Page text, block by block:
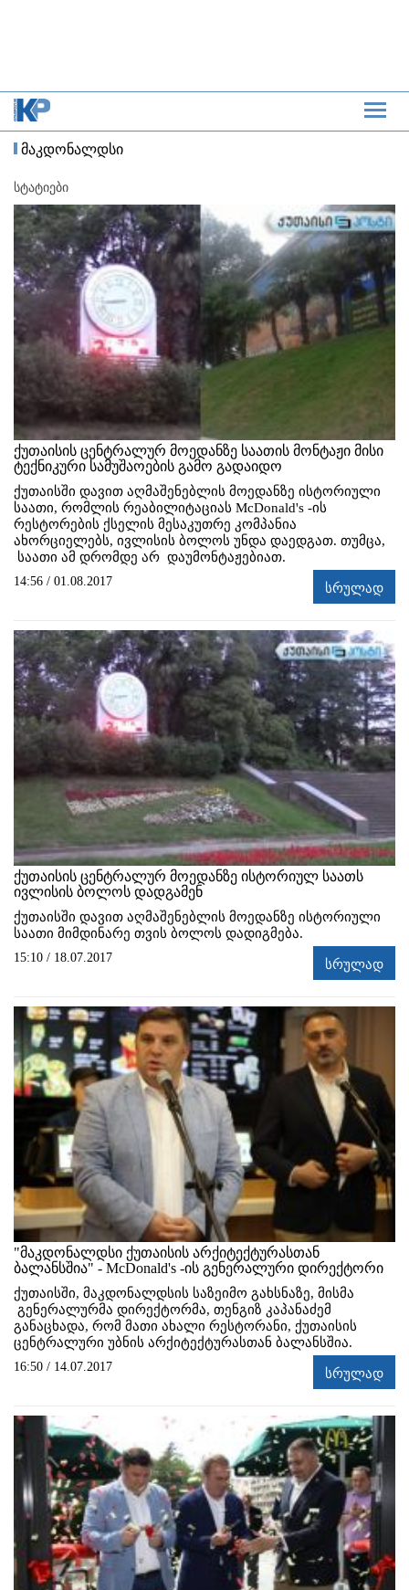
მაკდონალდსი
სტატიები
ქუთაისის ცენტრალურ მოედანზე საათის მონტაჟი მისი
ტექნიკური სამუშაოების გამო გადაიდო
ქუთაისში დავით აღმაშენებლის მოედანზე ისტორიული
საათი, რომლის რეაბილიტაციას McDonald's -ის
რესტორების ქსელის მესაკუთრე კომპანია
ახორციელებს, ივლისის ბოლოს უნდა დაედგათ. თუმცა,
საათი ამ დრომდე არ დაუმონტაჟებიათ.
14:56 / 01.08.2017 სრულად
ქუთაისის ცენტრალურ მოედანზე ისტორიულ საათს
ივლისის ბოლოს დადგამენ
ქუთაისში დავით აღმაშენებლის მოედანზე ისტორიული
საათი მიმდინარე თვის ბოლოს დადიგმება.
15:10 / 18.07.2017 სრულად
"მაკდონალდსი ქუთაისის არქიტექტურასთან
ბალანსშია" - McDonald's -ის გენერალური დირექტორი
ქუთაისში, მაკდონალდსის საზეიმო გახსნაზე, მისმა
გენერალურმა დირექტორმა, თენგიზ კაპანაძემ
განაცხადა, რომ მათი ახალი რესტორანი, ქუთაისის
ცენტრალური უბნის არქიტექტურასთან ბალანსშია.
16:50 / 14.07.2017 სრულად